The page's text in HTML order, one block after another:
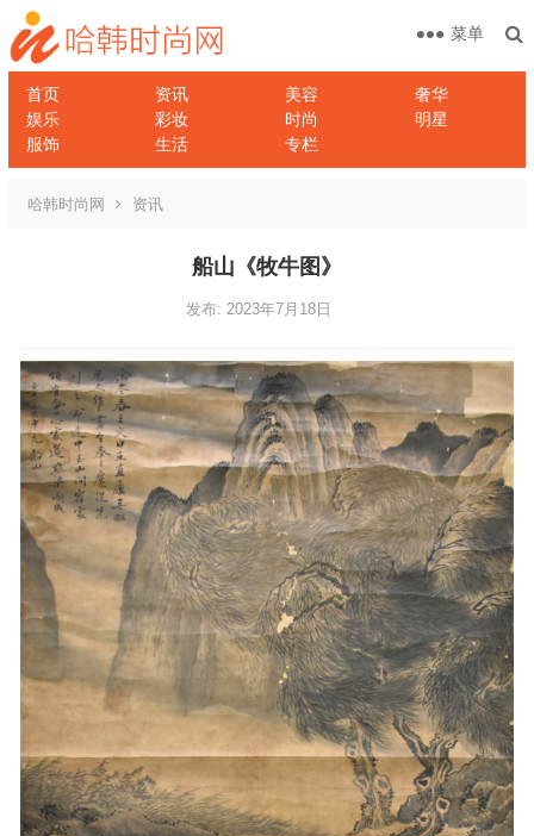
首页 资讯 美容
奢华
娱乐
彩妆 时尚
明星
服饰
生活 专栏
菜单
哈韩时尚网 资讯
船山《牧牛图》
发布: 2023年7月18日